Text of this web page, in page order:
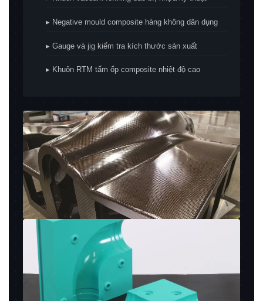
▸ Negative mould composite hàng không dân dụng
▸ Gauge và jig kiểm tra kích thước sản xuất
▸ Khuôn RTM tấm ốp composite nhiệt độ cao